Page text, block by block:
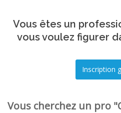
Vous êtes un
vous voulez figurer
Vous cherchez un pro